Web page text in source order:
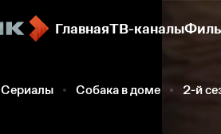
ГлавнаяТВ-каналы
Сериалы Собака в доме 2-й